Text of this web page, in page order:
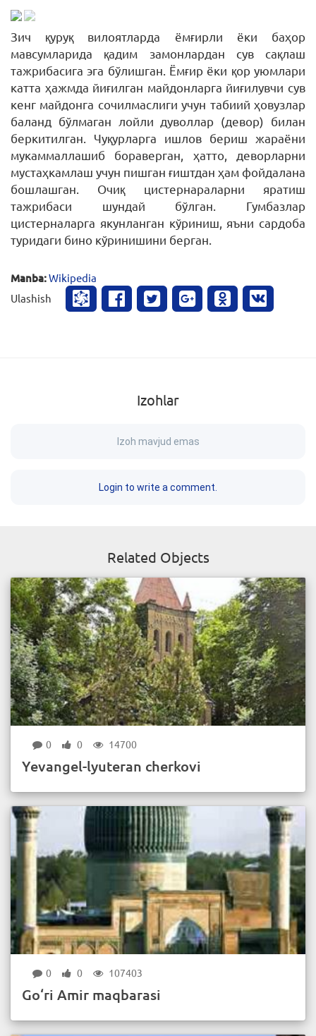
Зич қуруқ вилоятларда ёмғирли ёки баҳор
мавсумларида қадим замонлардан сув сақлаш
тажрибасига эга бўлишган. Ёмғир ёки қор уюмлари
катта ҳажмда йиғилган майдонларга йиғилувчи сув
кенг майдонга сочилмаслиги учун табиий ҳовузлар
баланд бўлмаган лойли дуволлар (девор) билан
беркитилган. Чуқурларга ишлов бериш жараёни
мукаммаллашиб бораверган, ҳатто, деворларни
мустаҳкамлаш учун пишган ғиштдан ҳам фойдалана
бошлашган. Очиқ цистернараларни яратиш
тажрибаси шундай бўлган. Гумбазлар
цистерналарга якунланган кўриниш, яъни сардоба
туридаги бино кўринишини берган.
Manba:Wikipedia
Ulashish
Izohlar
Izoh mavjud emas
Login to write a comment.
Related Objects
0 0 14700
Yevangel-lyuteran cherkovi
0 0 107403
Go‘ri Amir maqbarasi